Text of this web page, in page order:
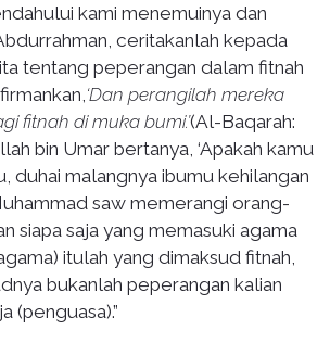
kami menemuinya dan
ceritakanlah kepada
tentang peperangan dalam fitnah
‘Dan perangilah mereka
fitnah di muka bumi.’(Al-Baqarah:
bin Umar bertanya, ‘Apakah kamu
duhai malangnya ibumu kehilangan
saw memerangi orang-
siapa saja yang memasuki agama
itulah yang dimaksud fitnah,
bukanlah peperangan kalian
(penguasa).”